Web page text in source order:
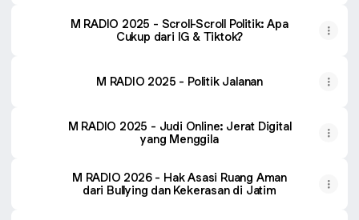
M RADIO 2025 - Scroll-Scroll Politik: Apa
Cukup dari IG & Tiktok?
M RADIO 2025 - Politik Jalanan
M RADIO 2025 - Judi Online: Jerat Digital
yang Menggila
M RADIO 2026 - Hak Asasi Ruang Aman
dari Bullying dan Kekerasan di Jatim